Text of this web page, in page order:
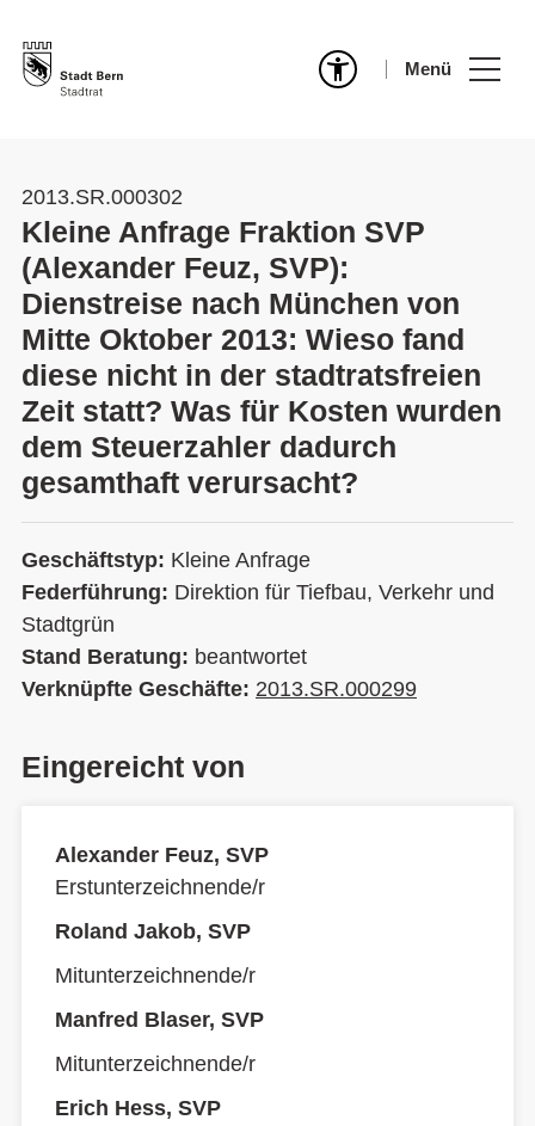
Menü
2013.SR.000302
Kleine Anfrage Fraktion SVP
(Alexander Feuz, SVP):
Dienstreise nach München von
Mitte Oktober 2013: Wieso fand
diese nicht in der stadtratsfreien
Zeit statt? Was für Kosten wurden
dem Steuerzahler dadurch
gesamthaft verursacht?
Geschäftstyp: Kleine Anfrage
Federführung: Direktion für Tiefbau, Verkehr und
Stadtgrün
Stand Beratung: beantwortet
Verknüpfte Geschäfte: 2013.SR.000299
Eingereicht von
Alexander Feuz, SVP
Erstunterzeichnende/r
Roland Jakob, SVP
Mitunterzeichnende/r
Manfred Blaser, SVP
Mitunterzeichnende/r
Erich Hess, SVP